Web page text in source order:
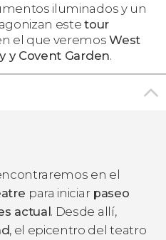
iluminados y un
estetour
el que veremosWest
y Covent Garden.
en el
para iniciar paseo
actual. Desde allí,
, el epicentro del teatro